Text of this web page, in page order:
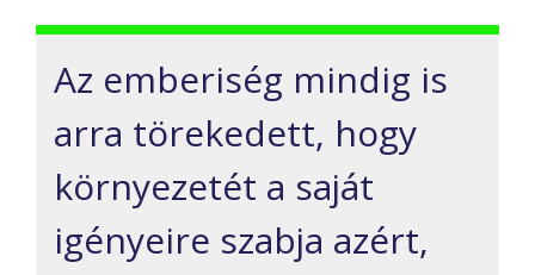
Az emberiség mindig is
arra törekedett, hogy
környezetét a saját
igényeire szabja azért,